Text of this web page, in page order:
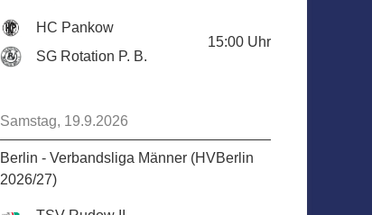
HC Pankow
SG Rotation P. B.
15:00 Uhr
Samstag, 19.9.2026
Berlin - Verbandsliga Männer (HVBerlin
2026/27)